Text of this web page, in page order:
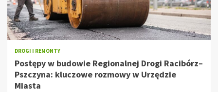
DROGI I REMONTY
Postępy w budowie Regionalnej Drogi Racibórz–
Pszczyna: kluczowe rozmowy w Urzędzie
Miasta